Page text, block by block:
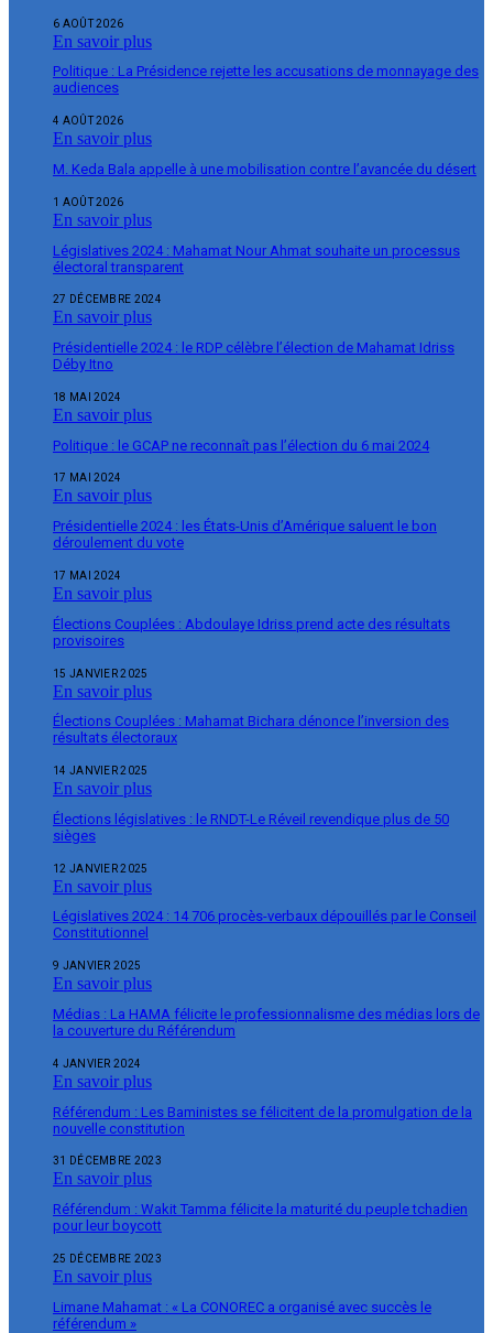
6 AOÛT 2026
En savoir plus
Politique : La Présidence rejette les accusations de monnayage des
audiences
4 AOÛT 2026
En savoir plus
M. Keda Bala appelle à une mobilisation contre l’avancée du désert
1 AOÛT 2026
En savoir plus
Législatives 2024 : Mahamat Nour Ahmat souhaite un processus
électoral transparent
27 DÉCEMBRE 2024
En savoir plus
Présidentielle 2024 : le RDP célèbre l’élection de Mahamat Idriss
Déby Itno
18 MAI 2024
En savoir plus
Politique : le GCAP ne reconnaît pas l’élection du 6 mai 2024
17 MAI 2024
En savoir plus
Présidentielle 2024 : les États-Unis d’Amérique saluent le bon
déroulement du vote
17 MAI 2024
En savoir plus
Élections Couplées : Abdoulaye Idriss prend acte des résultats
provisoires
15 JANVIER 2025
En savoir plus
Élections Couplées : Mahamat Bichara dénonce l’inversion des
résultats électoraux
14 JANVIER 2025
En savoir plus
Élections législatives : le RNDT-Le Réveil revendique plus de 50
sièges
12 JANVIER 2025
En savoir plus
Législatives 2024 : 14 706 procès-verbaux dépouillés par le Conseil
Constitutionnel
9 JANVIER 2025
En savoir plus
Médias : La HAMA félicite le professionnalisme des médias lors de
la couverture du Référendum
4 JANVIER 2024
En savoir plus
Référendum : Les Baministes se félicitent de la promulgation de la
nouvelle constitution
31 DÉCEMBRE 2023
En savoir plus
Référendum : Wakit Tamma félicite la maturité du peuple tchadien
pour leur boycott
25 DÉCEMBRE 2023
En savoir plus
Limane Mahamat : « La CONOREC a organisé avec succès le
référendum »